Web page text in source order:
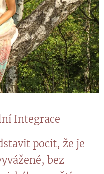
Integrace
pocit, že je
bez